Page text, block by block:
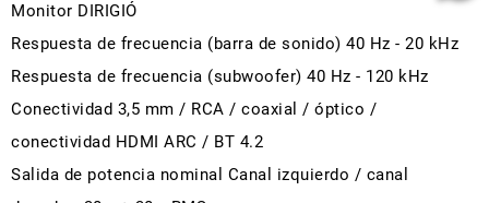
Monitor DIRIGIÓ
Respuesta de frecuencia (barra de sonido) 40 Hz - 20 kHz
Respuesta de frecuencia (subwoofer) 40 Hz - 120 kHz
Conectividad 3,5 mm / RCA / coaxial / óptico /
conectividad HDMI ARC / BT 4.2
Salida de potencia nominal Canal izquierdo / canal